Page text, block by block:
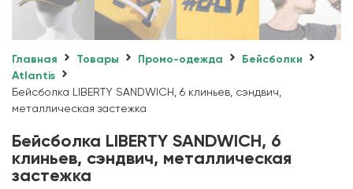
Главная Товары Промо-одежда
Бейсболки
Atlantis
Бейсболка LIBERTY SANDWICH, 6 клиньев, сэндвич,
металлическая застежка
Бейсболка LIBERTY SANDWICH, 6
клиньев, сэндвич, металлическая
застежка